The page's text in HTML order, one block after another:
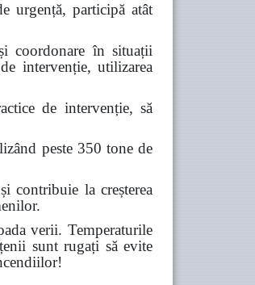
urgență, participă atât
coordonare în situații
intervenție, utilizarea
de intervenție, să
peste 350 tone de
la creșterea
verii. Temperaturile
sunt rugați să evite